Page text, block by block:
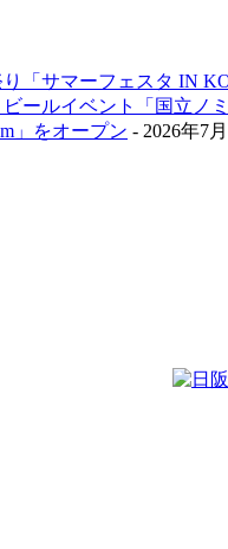
「サマーフェスタ IN
ールイベント「国立ノ
」をオープン - 2026年7